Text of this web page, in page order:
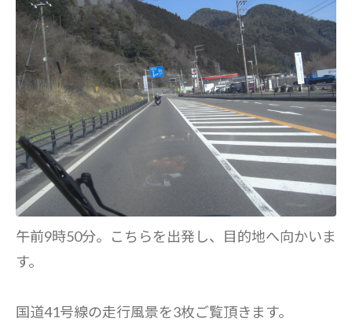
午前9時50分。こちらを出発し、目的地へ向かいま
す。
国道41号線の走行風景を3枚ご覧頂きます。